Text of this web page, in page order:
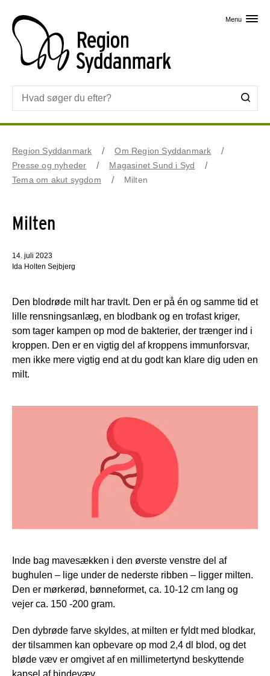
Menu
Region Syddanmark
Om Region Syddanmark
Presse og nyheder
Magasinet Sund i Syd
Tema om akut sygdom
Milten
Milten
14. juli 2023
Ida Holten Sejbjerg
Den blodrøde milt har travlt. Den er på én og samme tid et
lille rensningsanlæg, en blodbank og en trofast kriger,
som tager kampen op mod de bakterier, der trænger ind i
kroppen. Den er en vigtig del af kroppens immunforsvar,
men ikke mere vigtig end at du godt kan klare dig uden en
milt.
Inde bag mavesækken i den øverste venstre del af
bughulen – lige under de nederste ribben – ligger milten.
Den er mørkerød, bønneformet, ca. 10-12 cm lang og
vejer ca. 150 -200 gram.
Den dybrøde farve skyldes, at milten er fyldt med blodkar,
der tilsammen kan opbevare op mod 2,4 dl blod, og det
bløde væv er omgivet af en millimetertynd beskyttende
kapsel af bindevæv.